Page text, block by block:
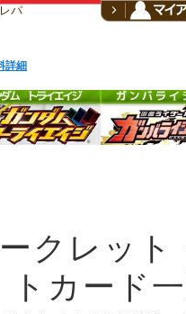
レパ
詳細
クレット
トカード